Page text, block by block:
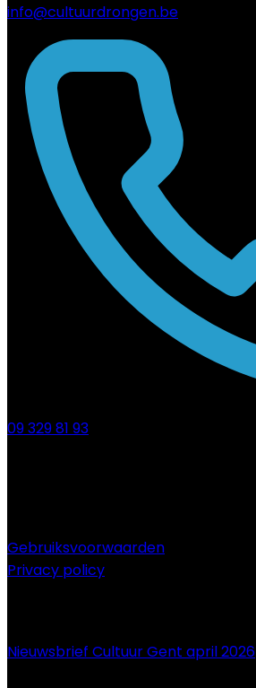
info@cultuurdrongen.be
09 329 81 93
Gebruiksvoorwaarden
Privacy policy
Nieuwsbrief Cultuur Gent april 2026